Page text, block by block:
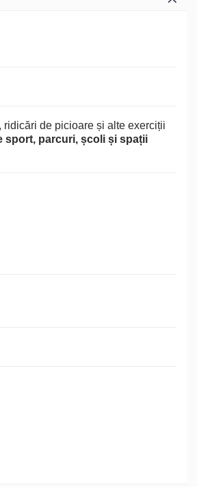
de picioare și alte exerciții
sport, parcuri, școli și spații